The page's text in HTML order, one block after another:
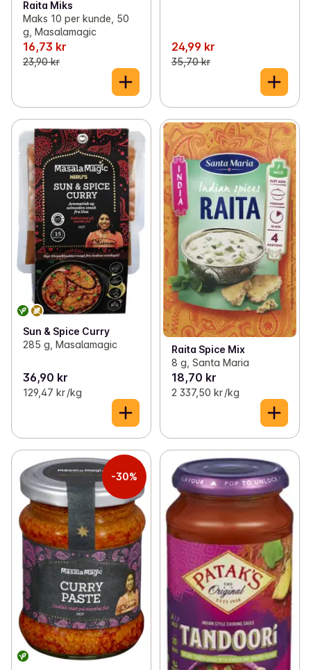
Raita Miks
Maks 10 per kunde, 50
g, Masalamagic
16,73 kr
23,90 kr
24,99 kr
35,70 kr
Sun & Spice Curry
285 g, Masalamagic
36,90 kr
129,47 kr /kg
Raita Spice Mix
8 g, Santa Maria
18,70 kr
2 337,50 kr /kg
-30%